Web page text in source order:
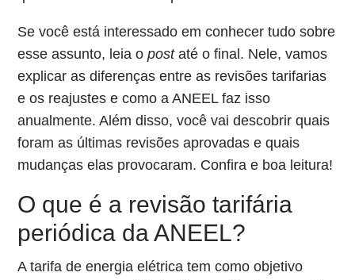
Se você está interessado em conhecer tudo sobre
esse assunto, leia opostaté o final. Nele, vamos
explicar as diferenças entre as revisões tarifarias
e os reajustes e como a ANEEL faz isso
anualmente. Além disso, você vai descobrir quais
foram as últimas revisões aprovadas e quais
mudanças elas provocaram. Confira e boa leitura!
O que é a revisão tarifária
periódica da ANEEL?
A tarifa de energia elétrica tem como objetivo